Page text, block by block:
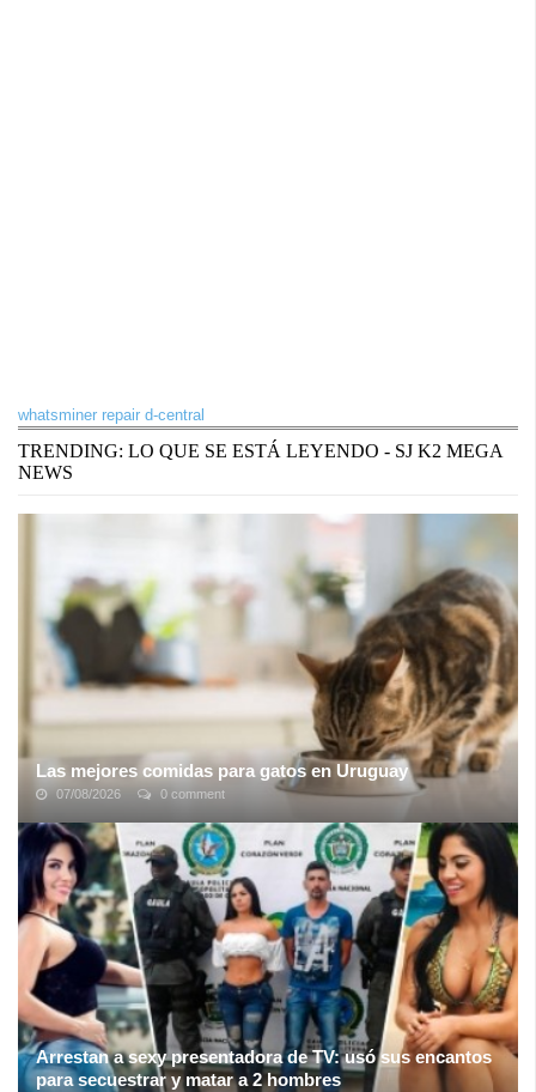
whatsminer repair d-central
TRENDING: LO QUE SE ESTÁ LEYENDO - SJ K2 MEGA
NEWS
Las mejores comidas para gatos en Uruguay
07/08/2026 0 comment
Cada vez más gente tiene mascotas, dado que son una gran
compañía. Si bien la mascota más común es tener un perro,
muchas personas optan también por ...
Arrestan a sexy presentadora de TV: usó sus encantos
para secuestrar y matar a 2 hombres